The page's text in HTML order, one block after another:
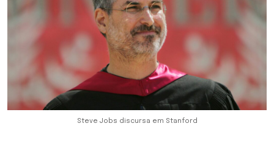
Steve Jobs discursa em Stanford